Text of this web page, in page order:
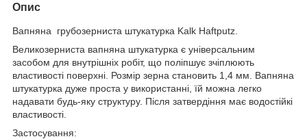
Опис
Вапняна грубозерниста штукатурка Kalk Haftputz.
Великозерниста вапняна штукатурка є універсальним
засобом для внутрішніх робіт, що поліпшує зчіплюють
властивості поверхні. Розмір зерна становить 1,4 мм. Вапняна
штукатурка дуже проста у використанні, їй можна легко
надавати будь-яку структуру. Після затвердіння має водостійкі
властивості.
Застосування: